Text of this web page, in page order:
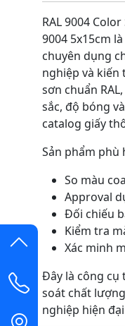
RAL 9004
9004 5x15cm
chuyên dụng
nghiệp và kiến
sơn chuẩn
sắc, độ bóng
catalog giấy
Sản phẩm phù
So màu
Approval
Đối chiếu
Kiểm tra
Xác minh
Đây là công
soát chất
nghiệp hiện